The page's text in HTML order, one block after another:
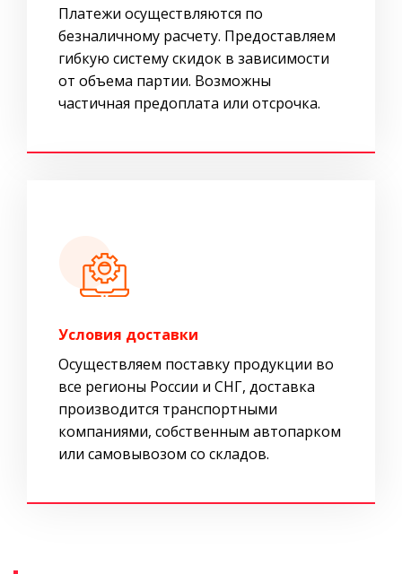
Платежи осуществляются по
безналичному расчету. Предоставляем
гибкую систему скидок в зависимости
от объема партии. Возможны
частичная предоплата или отсрочка.
Условия доставки
Осуществляем поставку продукции во
все регионы России и СНГ, доставка
производится транспортными
компаниями, собственным автопарком
или самовывозом со складов.